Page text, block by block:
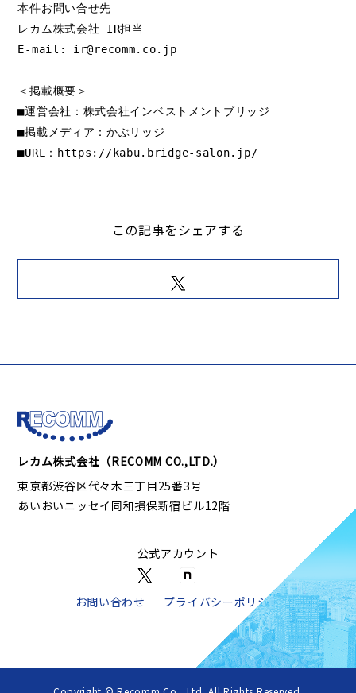
本件お問い合せ先
レカム株式会社 IR担当
E-mail: ir@recomm.co.jp
＜掲載概要＞
■運営会社：株式会社インベストメントブリッジ
■掲載メディア：かぶリッジ
■URL： https://kabu.bridge-salon.jp/
この記事をシェアする
レカム株式会社（RECOMM CO.,LTD.）
東京都渋谷区代々木三丁目25番3号
あいおいニッセイ同和損保新宿ビル12階
公式アカウント
お問い合わせ プライバシーポリシー